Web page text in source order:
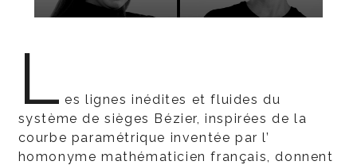
L es lignes inédites et fluides du
système de sièges Bézier, inspirées de la
courbe paramétrique inventée par l’
homonyme mathématicien français, donnent